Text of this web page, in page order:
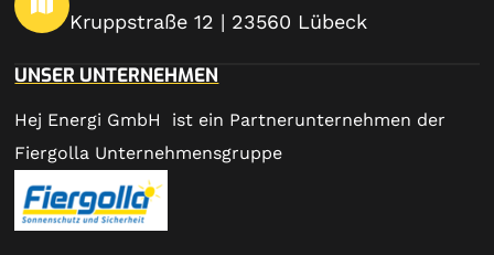
Kruppstraße 12 | 23560 Lübeck
UNSER UNTERNEHMEN
Hej Energi GmbH ist ein Partnerunternehmen der
Fiergolla Unternehmensgruppe